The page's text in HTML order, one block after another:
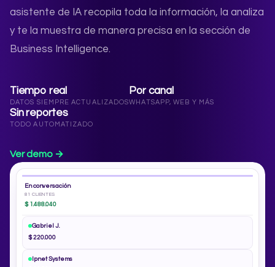
asistente de IA recopila toda la información, la analiza
y te la muestra de manera precisa en la sección de
Business Intelligence.
Tiempo real
DATOS SIEMPRE ACTUALIZADOS
Por canal
WHATSAPP, WEB Y MÁS
Sin reportes
TODO AUTOMATIZADO
Ver demo →
En conversación
81 CLIENTES
$ 1.488.040
Gabriel J.
$ 220.000
Ipnet Systems